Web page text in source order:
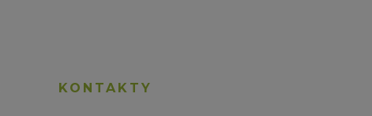
KONTAKTY